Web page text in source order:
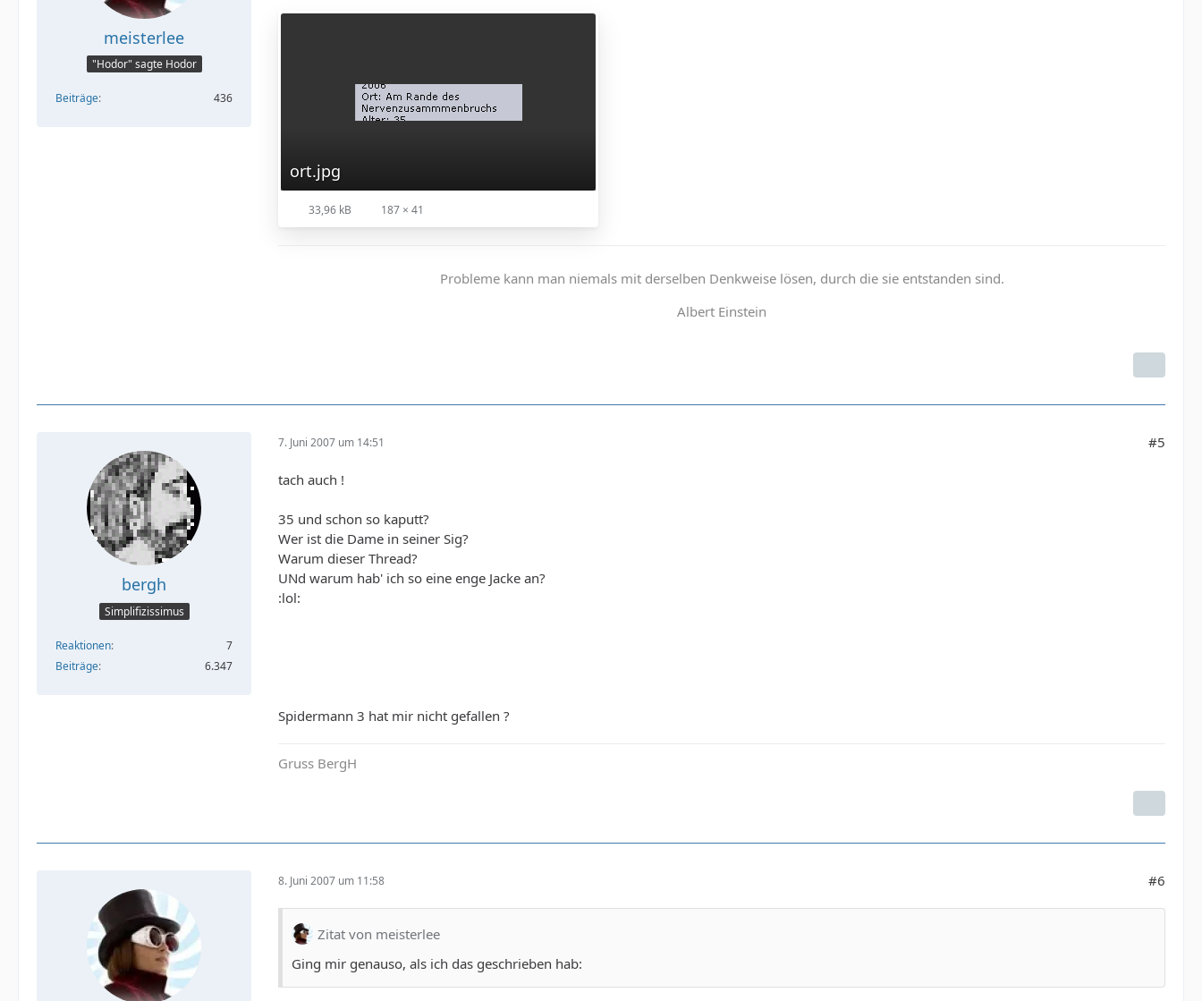
meisterlee
"Hodor" sagte Hodor
Beiträge 436
ort.jpg
33,96 kB 187 × 41
Probleme kann man niemals mit derselben Denkweise lösen, durch die sie entstanden sind.
Albert Einstein
bergh
Simplifizissimus
Reaktionen
7
Beiträge
6.347
7. Juni 2007 um 14:51 #5
tach auch !
35 und schon so kaputt?
Wer ist die Dame in seiner Sig?
Warum dieser Thread?
UNd warum hab' ich so eine enge Jacke an?
:lol:
Spidermann 3 hat mir nicht gefallen ?
Gruss BergH
8. Juni 2007 um 11:58 #6
Zitat von meisterlee
Ging mir genauso, als ich das geschrieben hab: